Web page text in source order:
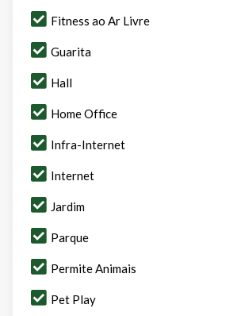
Fitness ao Ar Livre
Guarita
Hall
Home Office
Infra-Internet
Internet
Jardim
Parque
Permite Animais
Pet Play